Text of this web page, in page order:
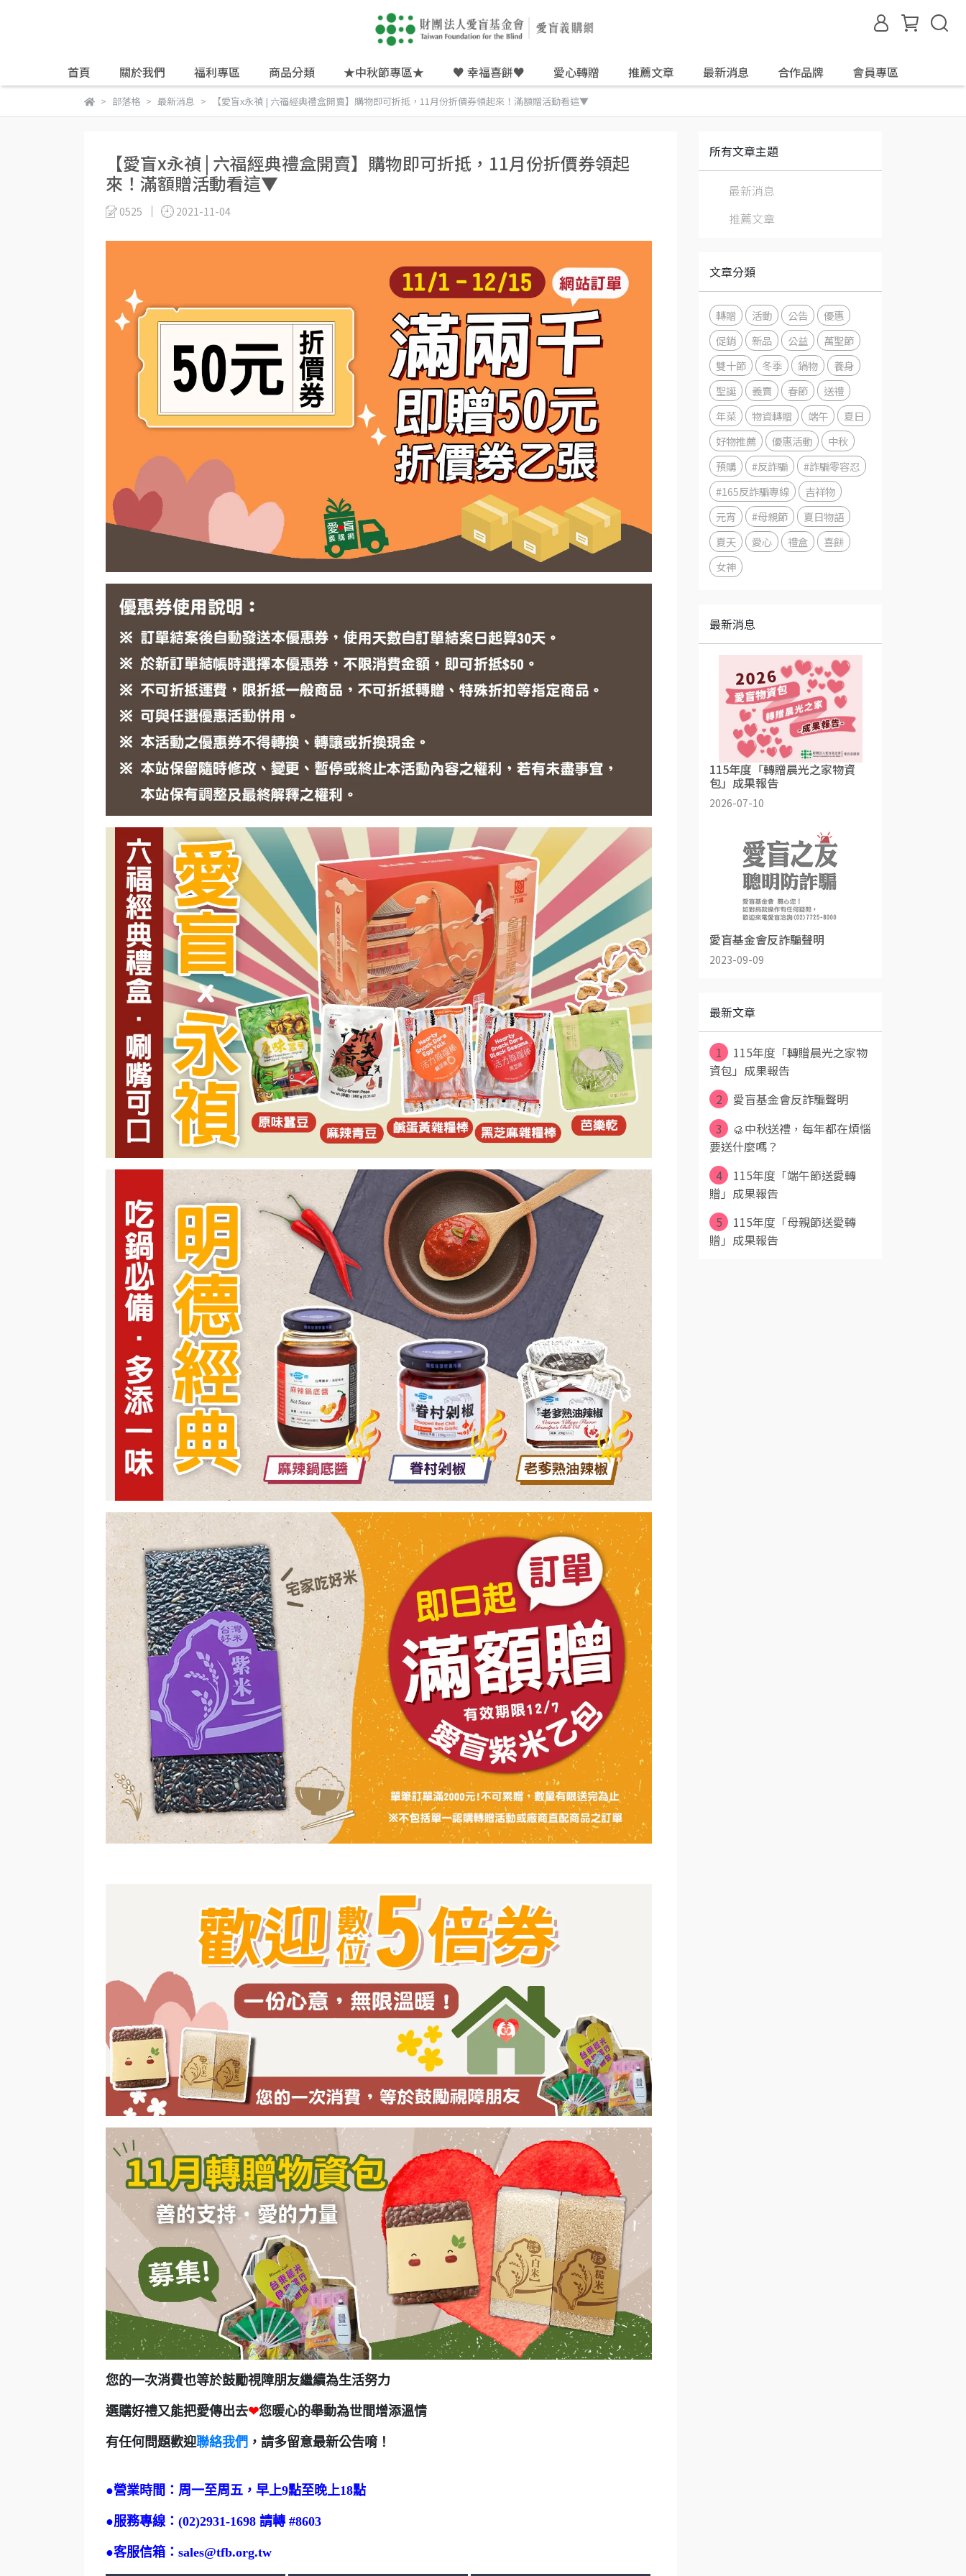
首頁 關於我們 福利專區 商品分類 ★中秋節專區★ ♥ 幸福喜餅♥ 愛心轉贈 推薦文章 最新消息 合作品牌 會員專區
部落格 最新消息 【愛盲x永禎 | 六福經典禮盒開賣】購物即可折抵，11月份折價券領起來！滿額贈活動看這▼
【愛盲x永禎 | 六福經典禮盒開賣】購物即可折抵，11月份折價券領起
來！滿額贈活動看這▼
0525 2021-11-04
您的一次消費也等於鼓勵視障朋友繼續為生活努力
選購好禮又能把愛傳出去❤您暖心的舉動為世間增添溫情
有任何問題歡迎聯絡我們 ，請多留意最新公告唷！
●營業時間：周一至周五，早上9點至晚上18點
●服務專線：(02)2931-1698 請轉 #8603
●客服信箱：sales@tfb.org.tw
所有文章主題
最新消息
推薦文章
文章分類
轉贈 活動 公告
優惠
促銷
新品 公益
萬聖節
雙十節
冬季 鍋物
養身
聖誕
義賣 春節
送禮
年菜
物資轉贈 端午
夏日
好物推薦
優惠活動
中秋
預購
#反詐騙
#詐騙零容忍
#165反詐騙專線
吉祥物
元宵
#母親節
夏日物語
夏天
愛心 禮盒
喜餅
女神
最新消息
115年度「轉贈晨光之家物資
包」成果報告
2026-07-10
愛盲基金會反詐騙聲明
2023-09-09
最新文章
1
115年度「轉贈晨光之家物
資包」成果報告
2
愛盲基金會反詐騙聲明
3
🥮中秋送禮，每年都在煩惱
要送什麼嗎？
4
115年度「端午節送愛轉
贈」成果報告
5
115年度「母親節送愛轉
贈」成果報告